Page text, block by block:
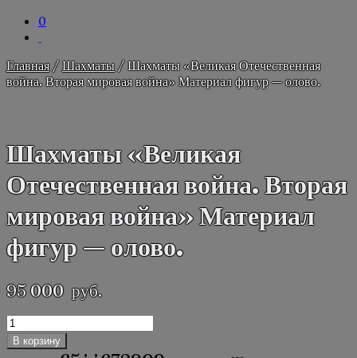
0
Главная/Шахматы / Шахматы «Великая Отечественная
война. Вторая мировая война» Материал фигур — олово.
Шахматы «Великая
Отечественная война. Вторая
мировая война» Материал
фигур — олово.
95 000 руб.
Количество
товара
Шахматы
В корзину